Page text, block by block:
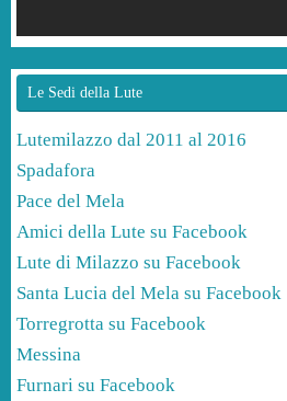
Le Sedi della Lute
Lutemilazzo dal 2011 al 2016
Spadafora
Pace del Mela
Amici della Lute su Facebook
Lute di Milazzo su Facebook
Santa Lucia del Mela su Facebook
Torregrotta su Facebook
Messina
Furnari su Facebook